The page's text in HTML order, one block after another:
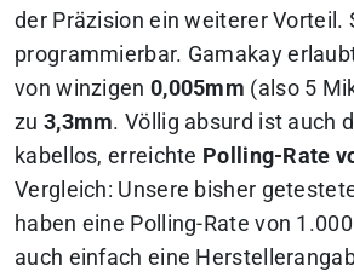
der Präzision ein weiterer Vorteil.
programmierbar. Gamakay
von winzigen 0,005mm (also 5
zu 3,3mm. Völlig absurd ist auch
kabellos, erreichte Polling-Rate
Vergleich: Unsere bisher
haben eine Polling-Rate von
auch einfach eine